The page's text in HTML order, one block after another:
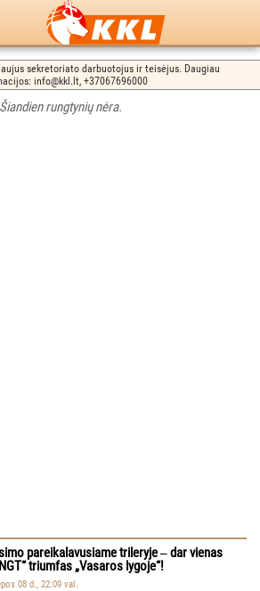
sekretoriato darbuotojus ir teisėjus. Daugiau
info@kkl.lt, +37067696000
Šiandien rungtynių nėra.
pareikalavusiame trileryje ‒ dar vienas
triumfas „Vasaros lygoje“!
08 d., 22:09 val.